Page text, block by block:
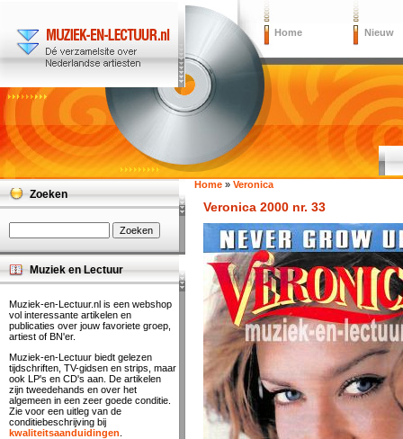
Home Nieuw
Home » Veronica
Veronica 2000 nr. 33
Zoeken
Muziek en Lectuur
Muziek-en-Lectuur.nl is een webshop
vol interessante artikelen en
publicaties over jouw favoriete groep,
artiest of BN'er.
Muziek-en-Lectuur biedt gelezen
tijdschriften, TV-gidsen en strips, maar
ook LP's en CD's aan. De artikelen
zijn tweedehands en over het
algemeen in een zeer goede conditie.
Zie voor een uitleg van de
conditiebeschrijving bij
kwaliteitsaanduidingen